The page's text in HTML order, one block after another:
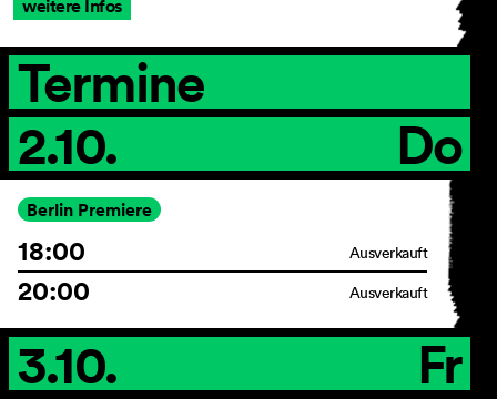
AGB
Impressum
Datenschutz
Barrierefreiheitserklärung
weitere Infos
Termine
2.10.
Do
Berlin Premiere
18:00 Ausverkauft
20:00 Ausverkauft
3.10. Fr